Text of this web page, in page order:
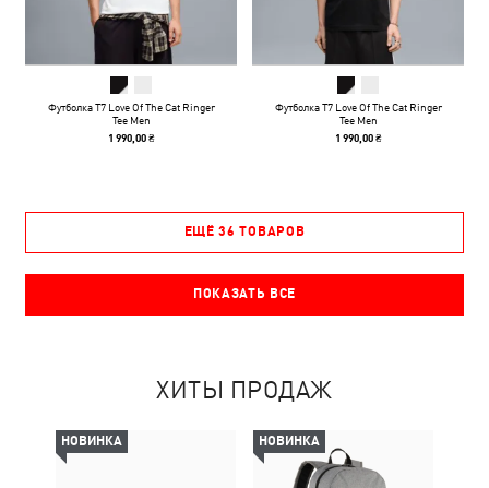
Футболка T7 Love Of The Cat Ringer
Tee Men
1 990,00 ₴
Футболка T7 Love Of The Cat Ringer
Tee Men
1 990,00 ₴
ЕЩЁ 36 ТОВАРОВ
ПОКАЗАТЬ ВСЕ
ХИТЫ ПРОДАЖ
НОВИНКА НОВИНКА